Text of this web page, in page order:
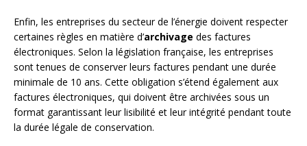
Enfin, les entreprises du secteur de l’énergie doivent respecter
certaines règles en matière d’archivage des factures
électroniques. Selon la législation française, les entreprises
sont tenues de conserver leurs factures pendant une durée
minimale de 10 ans. Cette obligation s’étend également aux
factures électroniques, qui doivent être archivées sous un
format garantissant leur lisibilité et leur intégrité pendant toute
la durée légale de conservation.